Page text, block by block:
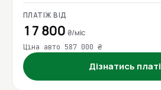
ПЛАТІЖ ВІД
17 800 ₴/міс
Ціна авто 587 000 ₴
Дізнатись